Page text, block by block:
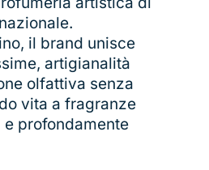
il brand unisce
artigianalità
olfattiva senza
vita a fragranze
profondamente